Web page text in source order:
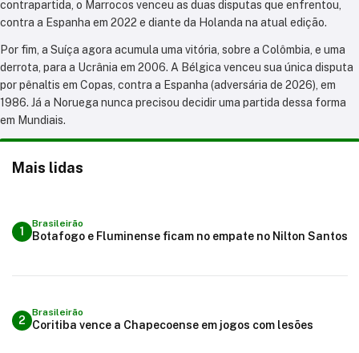
contrapartida, o Marrocos venceu as duas disputas que enfrentou,
contra a Espanha em 2022 e diante da Holanda na atual edição.
Por fim, a Suíça agora acumula uma vitória, sobre a Colômbia, e uma
derrota, para a Ucrânia em 2006. A Bélgica venceu sua única disputa
por pênaltis em Copas, contra a Espanha (adversária de 2026), em
1986. Já a Noruega nunca precisou decidir uma partida dessa forma
em Mundiais.
Mais lidas
1
Brasileirão
Botafogo e Fluminense ficam no empate no Nilton Santos
2
Brasileirão
Coritiba vence a Chapecoense em jogos com lesões